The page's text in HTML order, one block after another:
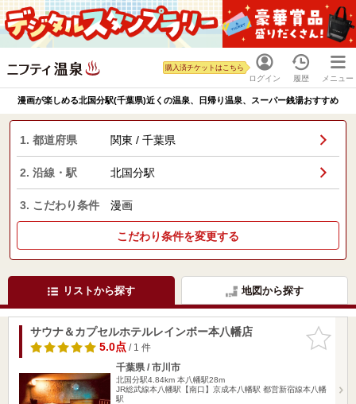
ログイン
購入済チケットはこちら
履歴 メニュー
漫画が楽しめる北国分駅(千葉県)近くの温泉、日帰り温泉、スーパー銭湯おすすめ
1. 都道府県 関東 / 千葉県
2. 沿線・駅 北国分駅
3. こだわり条件 漫画
こだわり条件を変更する
リストから探す 地図から探す
お気に入
りに追加
サウナ＆カプセルホテルレインボー本八幡店
5.0点/ 1 件
千葉県 / 市川市
北国分駅4.84km 本八幡駅28m
JR総武線本八幡駅【南口】京成本八幡駅 都営新宿線本八幡
駅